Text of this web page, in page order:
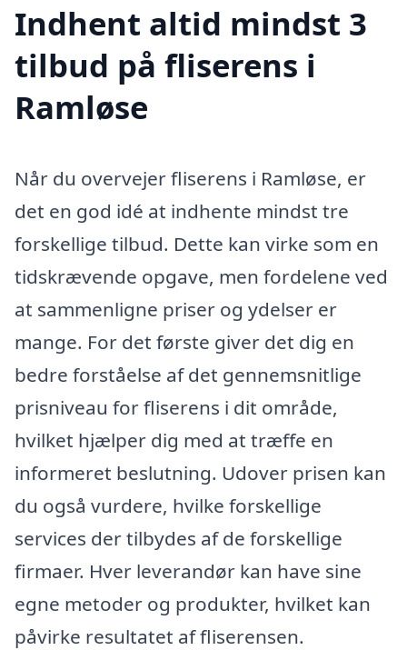
Indhent altid mindst 3
tilbud på fliserens i
Ramløse
Når du overvejer fliserens i Ramløse, er
det en god idé at indhente mindst tre
forskellige tilbud. Dette kan virke som en
tidskrævende opgave, men fordelene ved
at sammenligne priser og ydelser er
mange. For det første giver det dig en
bedre forståelse af det gennemsnitlige
prisniveau for fliserens i dit område,
hvilket hjælper dig med at træffe en
informeret beslutning. Udover prisen kan
du også vurdere, hvilke forskellige
services der tilbydes af de forskellige
firmaer. Hver leverandør kan have sine
egne metoder og produkter, hvilket kan
påvirke resultatet af fliserensen.